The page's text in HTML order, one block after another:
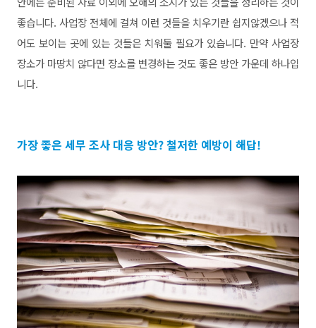
좋습니다. 사업장 전체에 걸쳐 이런 것들을 치우기란 쉽지않겠으나 적
어도 보이는 곳에 있는 것들은 치워둘 필요가 있습니다. 만약 사업장
장소가 마땅치 않다면 장소를 변경하는 것도 좋은 방안 가운데 하나입
니다.
가장 좋은 세무 조사 대응 방안? 철저한 예방이 해답!